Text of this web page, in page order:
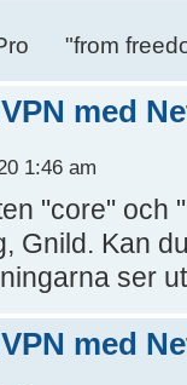
"from
med
1:46 am
"core" och
Gnild. Kan
ser
med